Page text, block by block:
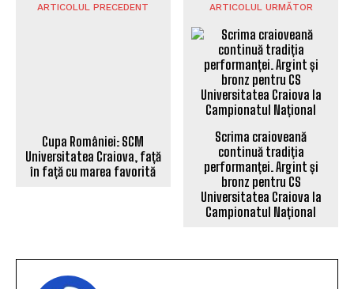
ARTICOLUL PRECEDENT ARTICOLUL URMĂTOR
Scrima craioveană
continuă tradiția
performanței. Argint și
bronz pentru CS
Universitatea Craiova la
Campionatul Național